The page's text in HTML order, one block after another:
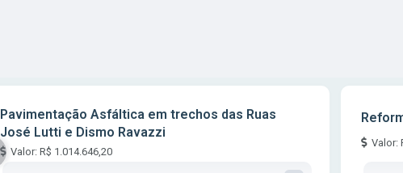
Pavimentação Asfáltica em trechos das Ruas
José Lutti e Dismo Ravazzi
Valor: R$ 1.014.646,20
Valor: